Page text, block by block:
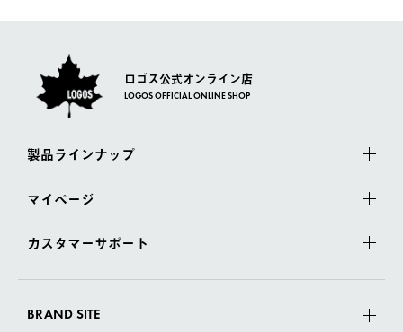
ロゴス公式オンライン店
LOGOS OFFICIAL ONLINE SHOP
製品ラインナップ
マイページ
カスタマーサポート
BRAND SITE